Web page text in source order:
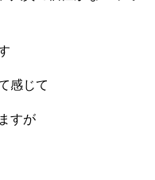
感じて
すが